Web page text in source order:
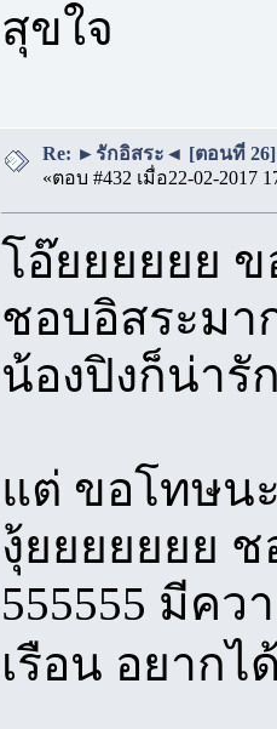
สุขใจ
Re: ►รักอิสระ◄ [ตอนที่ 26]
«ตอบ #432 เมื่อ22-02-2017
โอ๊ยยยยยย
ชอบอิสระมา
น้องปิงก็น่ารั
แต่ ขอโทษน
งุ้ยยยยยยย
555555 มีค
เรือน อยากไ